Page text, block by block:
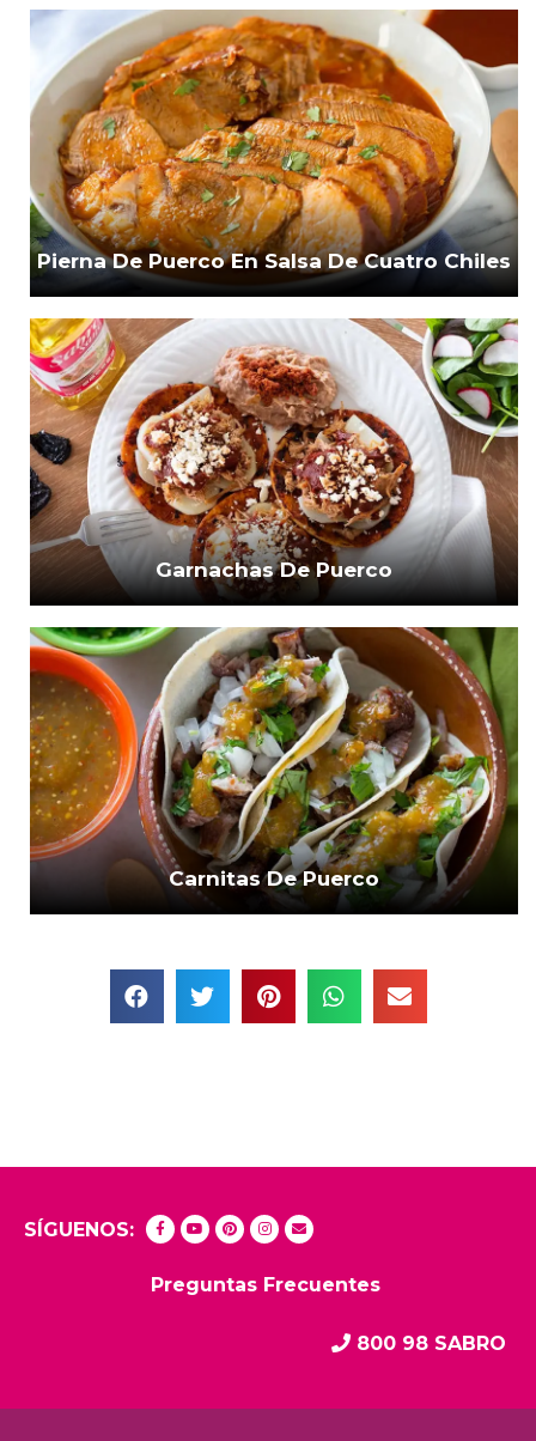
Pierna De Puerco En Salsa De Cuatro Chiles
Garnachas De Puerco
Carnitas De Puerco
SÍGUENOS:
Preguntas Frecuentes
800 98 SABRO